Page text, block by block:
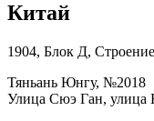
Китай
1904, Блок Д,
Тяньань Юнгу, №2018
Улица Сюэ Ган, улица